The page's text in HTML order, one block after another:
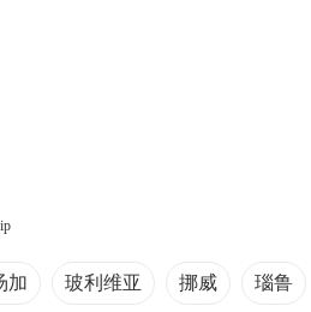
加 玻利维亚 挪威 瑙鲁